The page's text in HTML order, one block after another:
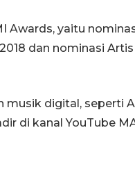
Awards, yaitu
dan nominasi
musik digital, seperti
di kanal YouTube